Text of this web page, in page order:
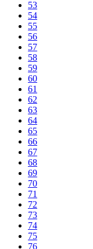
53
54
55
56
57
58
59
60
61
62
63
64
65
66
67
68
69
70
71
72
73
74
75
76